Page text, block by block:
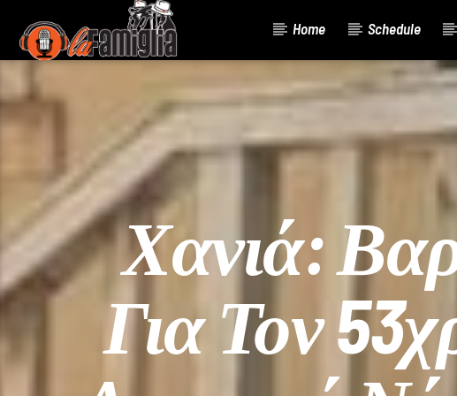
Home Schedule
Title
Artist
Χανιά:
Για Τον